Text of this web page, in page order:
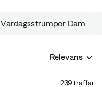
bästa komfort och för att
fot ochvandringskänga
närmst foten och
Vardagsstrumpor Dam
Relevans
239 träffar